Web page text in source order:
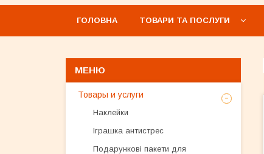
ГОЛОВНА ТОВАРИ ТА ПОСЛУГИ
Товары и услуги
Наклейки
Іграшка антистрес
Подарункові пакети для